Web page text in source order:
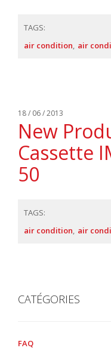
TAGS:
air condition air
18 / 06 / 2013
New
Cassette
50
TAGS:
air condition air
CATÉGORIES
FAQ